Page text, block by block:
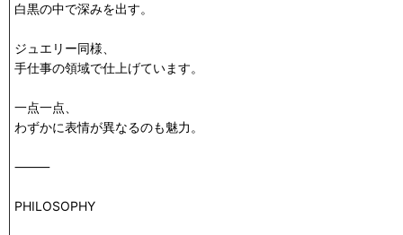
白黒の中で深みを出す。
ジュエリー同様、
手仕事の領域で仕上げています。
一点一点、
わずかに表情が異なるのも魅力。
⸻
PHILOSOPHY